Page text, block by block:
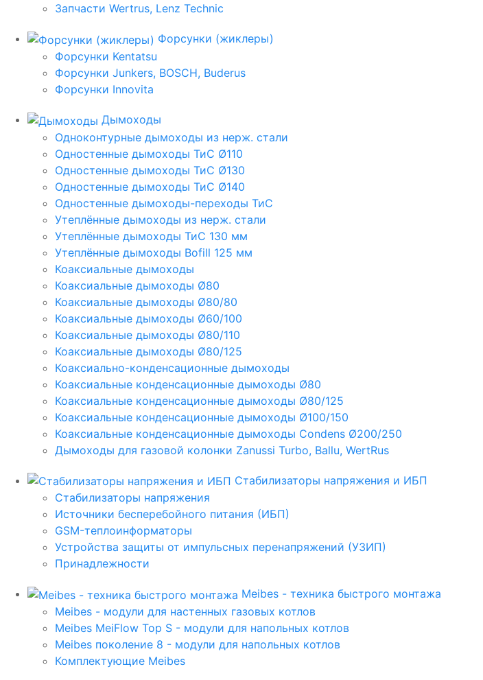
Запчасти Wertrus, Lenz Technic
Форсунки (жиклеры)
Форсунки Kentatsu
Форсунки Junkers, BOSCH, Buderus
Форсунки Innovita
Дымоходы
Одноконтурные дымоходы из нерж. стали
Одностенные дымоходы ТиС Ø110
Одностенные дымоходы ТиС Ø130
Одностенные дымоходы ТиС Ø140
Одностенные дымоходы-переходы ТиС
Утеплённые дымоходы из нерж. стали
Утеплённые дымоходы ТиС 130 мм
Утеплённые дымоходы Bofill 125 мм
Коаксиальные дымоходы
Коаксиальные дымоходы Ø80
Коаксиальные дымоходы Ø80/80
Коаксиальные дымоходы Ø60/100
Коаксиальные дымоходы Ø80/110
Коаксиальные дымоходы Ø80/125
Коаксиально-конденсационные дымоходы
Коаксиальные конденсационные дымоходы Ø80
Коаксиальные конденсационные дымоходы Ø80/125
Коаксиальные конденсационные дымоходы Ø100/150
Коаксиальные конденсационные дымоходы Condens Ø200/250
Дымоходы для газовой колонки Zanussi Turbo, Ballu, WertRus
Стабилизаторы напряжения и ИБП
Стабилизаторы напряжения
Источники бесперебойного питания (ИБП)
GSM-теплоинформаторы
Устройства защиты от импульсных перенапряжений (УЗИП)
Принадлежности
Meibes - техника быстрого монтажа
Meibes - модули для настенных газовых котлов
Meibes MeiFlow Top S - модули для напольных котлов
Meibes поколение 8 - модули для напольных котлов
Комплектующие Meibes